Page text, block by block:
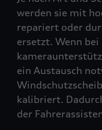
werden sie mit
repariert oder
ersetzt. Wenn
ein Austausch
kalibriert.
der